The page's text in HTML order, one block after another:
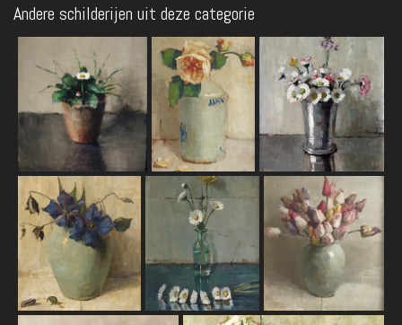
Andere schilderijen uit deze categorie